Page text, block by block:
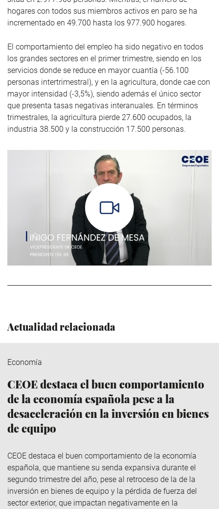
hogares con todos sus miembros activos en paro se ha
incrementado en 49.700 hasta los 977.900 hogares.
El comportamiento del empleo ha sido negativo en todos
los grandes sectores en el primer trimestre, siendo en los
servicios donde se reduce en mayor cuantía (-56.100
personas intertrimestral), y en la agricultura, donde cae con
mayor intensidad (-3,5%), siendo además el único sector
que presenta tasas negativas interanuales. En términos
trimestrales, la agricultura pierde 27.600 ocupados, la
industria 38.500 y la construcción 17.500 personas.
https://www.youtube.com/watch?v=gLWPaWbXEWw
Actualidad relacionada
Economía
CEOE destaca el buen comportamiento
de la economía española pese a la
desaceleración en la inversión en bienes
de equipo
CEOE destaca el buen comportamiento de la economía
española, que mantiene su senda expansiva durante el
segundo trimestre del año, pese al retroceso de la de la
inversión en bienes de equipo y la pérdida de fuerza del
sector exterior, que impactan negativamente en la